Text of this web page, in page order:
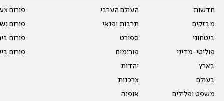
חדשות
מבזקים
ביטחוני
פוליטי-מדיני
בארץ
בעולם
משפט ופלילים
העולם הערבי
תרבות ופנאי
ספורט
פורומים
יהדות
צרכנות
אופנה
פורום
פורום
פורום
פורום